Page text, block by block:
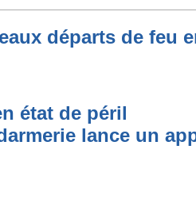
départs de feu
état de péril
lance un